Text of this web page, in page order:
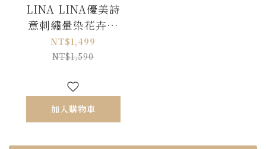
LINA LINA優美詩
意刺繡暈染花卉洋
裝外套兩件組-夢幻
紫
NT$1,499
NT$1,590
加入購物車